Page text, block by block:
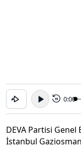
15 0:00
DEVA Partisi Genel
İstanbul